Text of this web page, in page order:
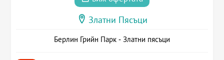
Златни Пясъци
Берлин Грийн Парк - Златни пясъци